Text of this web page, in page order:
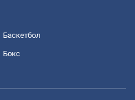
Баскетбол
Бокс